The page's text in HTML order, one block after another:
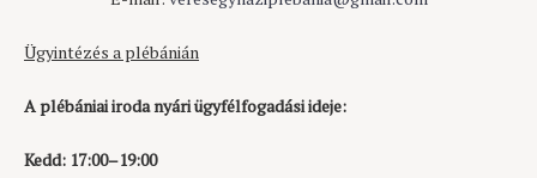
Ügyintézés a plébánián
A plébániai iroda nyári ügyfélfogadási ideje:
Kedd: 17:00–19:00